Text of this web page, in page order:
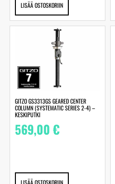
LISÄÄ OSTOSKORIIN
GITZO GS3313GS GEARED CENTER
COLUMN (SYSTEMATIC SERIES 2-4) –
KESKIPUTKI
569,00€
LISÄÄ OSTOSKORIIN